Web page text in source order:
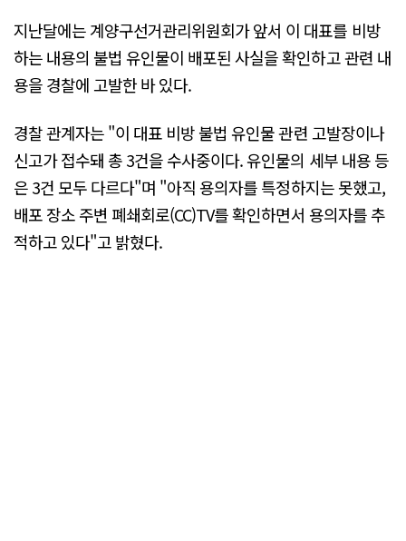
지난달에는 계양구선거관리위원회가 앞서 이 대표를 비방
하는 내용의 불법 유인물이 배포된 사실을 확인하고 관련 내
용을 경찰에 고발한 바 있다.
경찰 관계자는 "이 대표 비방 불법 유인물 관련 고발장이나
신고가 접수돼 총 3건을 수사중이다. 유인물의 세부 내용 등
은 3건 모두 다르다"며 "아직 용의자를 특정하지는 못했고,
배포 장소 주변 폐쇄회로(CC)TV를 확인하면서 용의자를 추
적하고 있다"고 밝혔다.